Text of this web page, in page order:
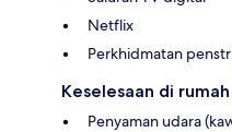
Netflix
Perkhidmatan
Keselesaan di rumah
Penyaman udara